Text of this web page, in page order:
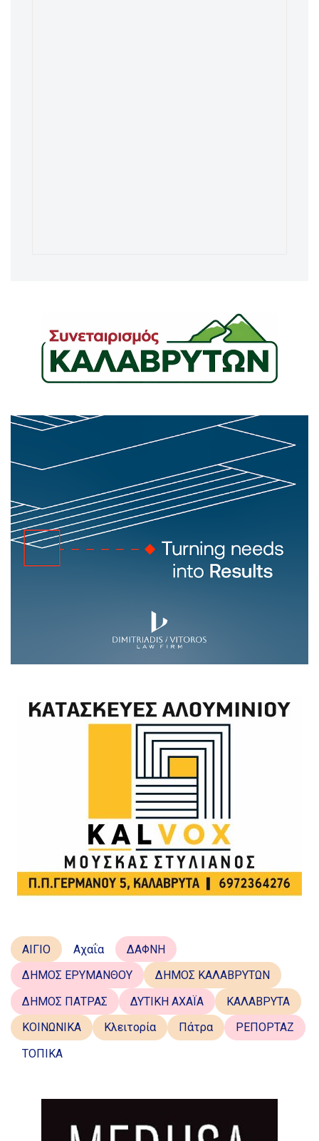
ΑΙΓΙΟ Αχαΐα
ΔΑΦΝΗ
ΔΗΜΟΣ ΕΡΥΜΑΝΘΟΥ
ΔΗΜΟΣ ΚΑΛΑΒΡΥΤΩΝ
ΔΗΜΟΣ ΠΑΤΡΑΣ
ΔΥΤΙΚΗ ΑΧΑΪΑ
ΚΑΛΑΒΡΥΤΑ
ΚΟΙΝΩΝΙΚΑ
Κλειτορία Πάτρα
ΡΕΠΟΡΤΑΖ
ΤΟΠΙΚΑ